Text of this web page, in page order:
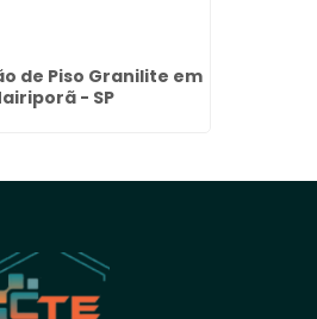
de Piso Granilite em
- SP